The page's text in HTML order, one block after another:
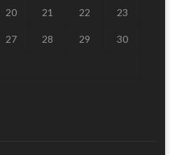
20 21 22 23
27 28 29 30